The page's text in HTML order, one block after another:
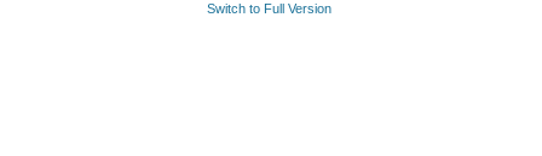
Switch to Full Version